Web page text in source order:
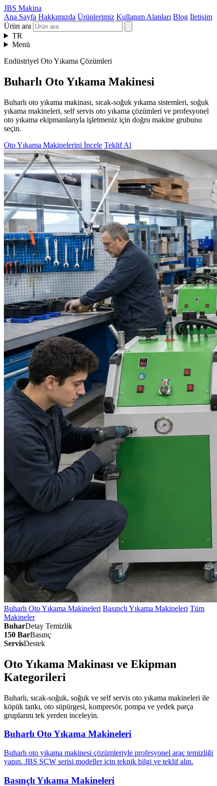
JBS Makina
Ana Sayfa Hakkımızda Ürünlerimiz Kullanım Alanları Blog İletişim
Ürün ara
TR
Menü
Endüstriyel Oto Yıkama Çözümleri
Buharlı Oto Yıkama Makinesi
Buharlı oto yıkama makinası, sıcak-soğuk yıkama sistemleri, soğuk
yıkama makineleri, self servis oto yıkama çözümleri ve profesyonel
oto yıkama ekipmanlarıyla işletmeniz için doğru makine grubunu
seçin.
Oto Yıkama Makinelerini İncele Teklif Al
Buharlı Oto Yıkama Makineleri Basınçlı Yıkama Makineleri Tüm
Makineler
BuharDetay Temizlik
150 BarBasınç
ServisDestek
Oto Yıkama Makinası ve Ekipman
Kategorileri
Buharlı, sıcak-soğuk, soğuk ve self servis oto yıkama makineleri ile
köpük tankı, oto süpürgesi, kompresör, pompa ve yedek parça
gruplarını tek yerden inceleyin.
Buharlı Oto Yıkama Makineleri
Buharlı oto yıkama makinesi çözümleriyle profesyonel araç temizliği
yapın. JBS SCW serisi modeller için teknik bilgi ve teklif alın.
Basınçlı Yıkama Makineleri